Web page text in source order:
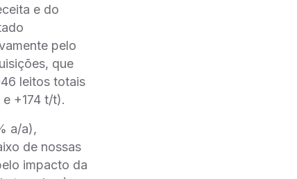
e do
pelo
que
leitos totais
+174 t/t).
a/a),
de nossas
impacto da